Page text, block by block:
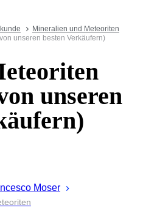
Mineralien und Meteoriten
unseren besten Verkäufern)
unseren
Moser